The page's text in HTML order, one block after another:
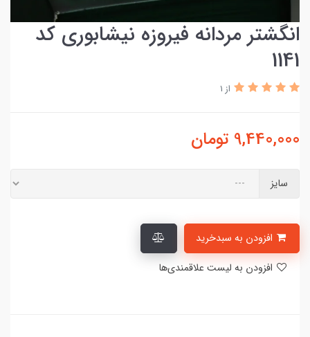
انگشتر مردانه فیروزه نیشابوری کد
1141
از 1
9,440,000 تومان
سایز